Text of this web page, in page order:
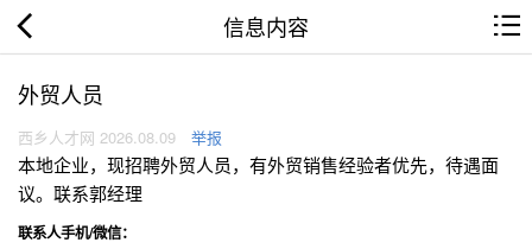
信息内容
外贸人员
西乡人才网 2026.08.09 举报
本地企业，现招聘外贸人员，有外贸销售经验者优先，待遇面
议。联系郭经理
联系人手机/微信：